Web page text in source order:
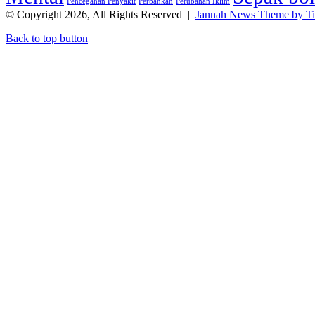
© Copyright 2026, All Rights Reserved | Jannah News Theme by
Back to top button